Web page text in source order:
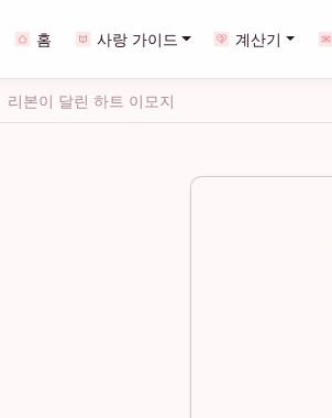
홈 사랑 가이드 계산기
리본이 달린 하트 이모지